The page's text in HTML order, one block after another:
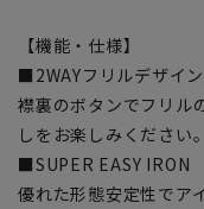
【機能・仕様】
■2WAYフリルデザイン
襟裏のボタンでフリル
しをお楽しみください。
■SUPER EASY IRON
優れた形態安定性でア